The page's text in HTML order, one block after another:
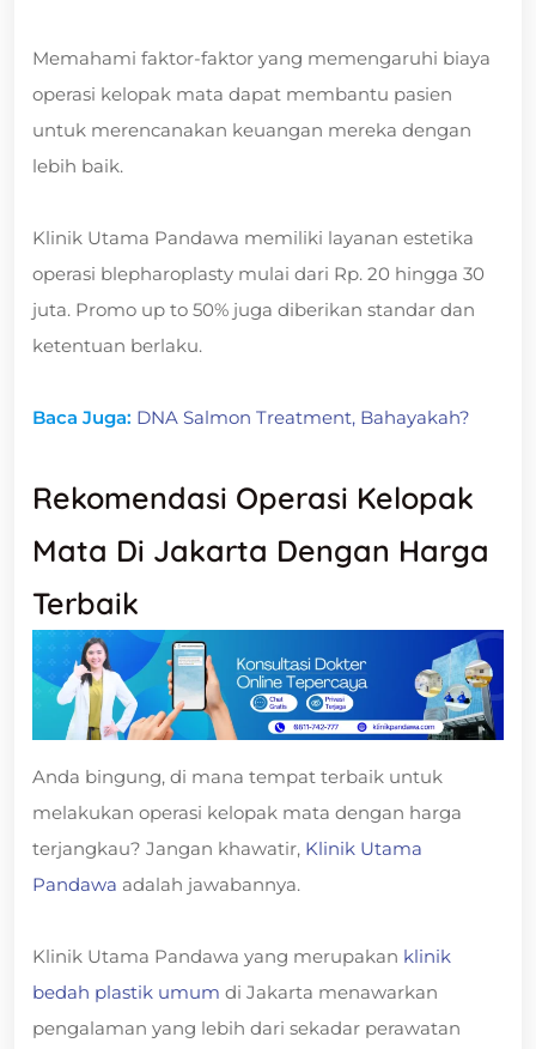
Memahami faktor-faktor yang memengaruhi biaya
operasi kelopak mata dapat membantu pasien
untuk merencanakan keuangan mereka dengan
lebih baik.
Klinik Utama Pandawa memiliki layanan estetika
operasi blepharoplasty mulai dari Rp. 20 hingga 30
juta. Promo up to 50% juga diberikan standar dan
ketentuan berlaku.
Baca Juga: DNA Salmon Treatment, Bahayakah?
Rekomendasi Operasi Kelopak
Mata Di Jakarta Dengan Harga
Terbaik
Anda bingung, di mana tempat terbaik untuk
melakukan operasi kelopak mata dengan harga
terjangkau? Jangan khawatir, Klinik Utama
Pandawa adalah jawabannya.
Klinik Utama Pandawa yang merupakan klinik
bedah plastik umum di Jakarta menawarkan
pengalaman yang lebih dari sekadar perawatan